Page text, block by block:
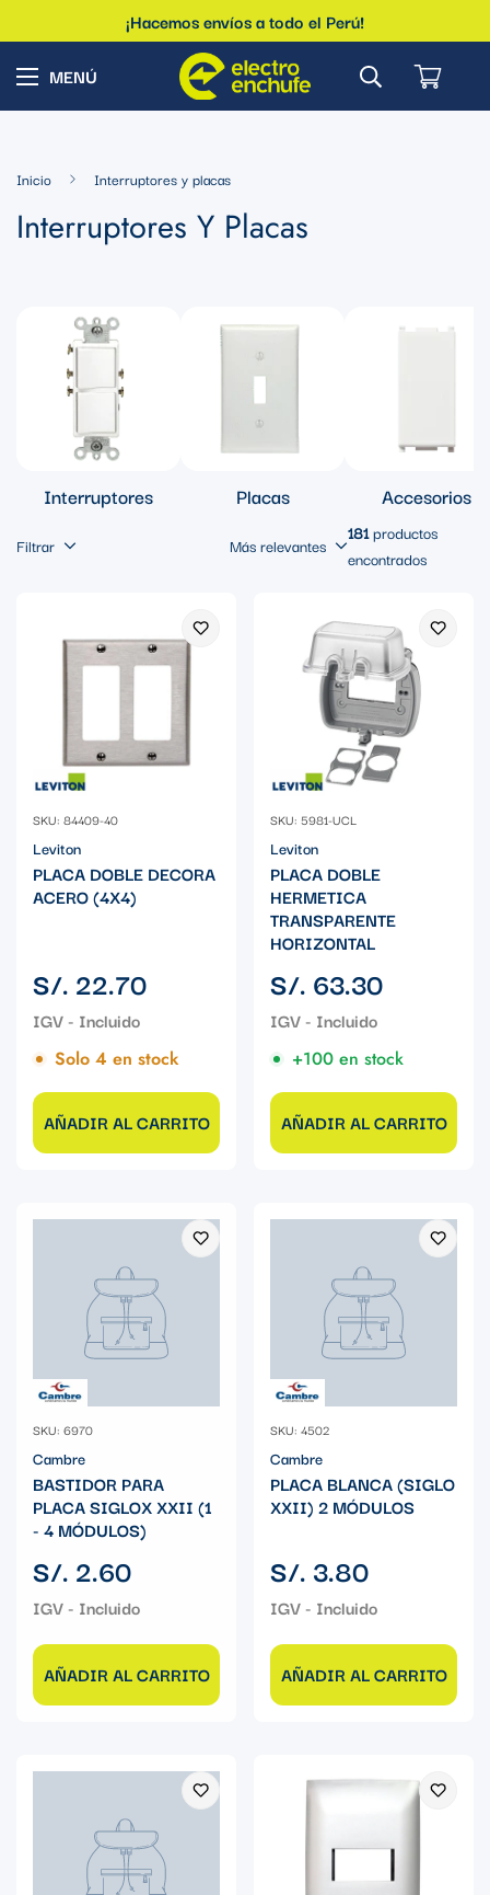
¡Hacemos envíos a todo el Perú!
Inicio Interruptores y placas
Interruptores Y Placas
Interruptores Placas Accesorios
Filtrar Más relevantes
181productos
encontrados
SKU: 84409-40
Leviton
PLACA DOBLE DECORA
ACERO (4X4)
Precio
regular
S/. 22.70
Solo 4 en stock
AÑADIR AL CARRITO
SKU: 5981-UCL
Leviton
PLACA DOBLE
HERMETICA
TRANSPARENTE
HORIZONTAL
Precio
regular
S/. 63.30
+100 en stock
AÑADIR AL CARRITO
SKU: 6970
Cambre
BASTIDOR PARA
PLACA SIGLOX XXII (1
- 4 MÓDULOS)
Precio
regular
S/. 2.60
AÑADIR AL CARRITO
SKU: 4502
Cambre
PLACA BLANCA (SIGLO
XXII) 2 MÓDULOS
Precio
regular
S/. 3.80
AÑADIR AL CARRITO